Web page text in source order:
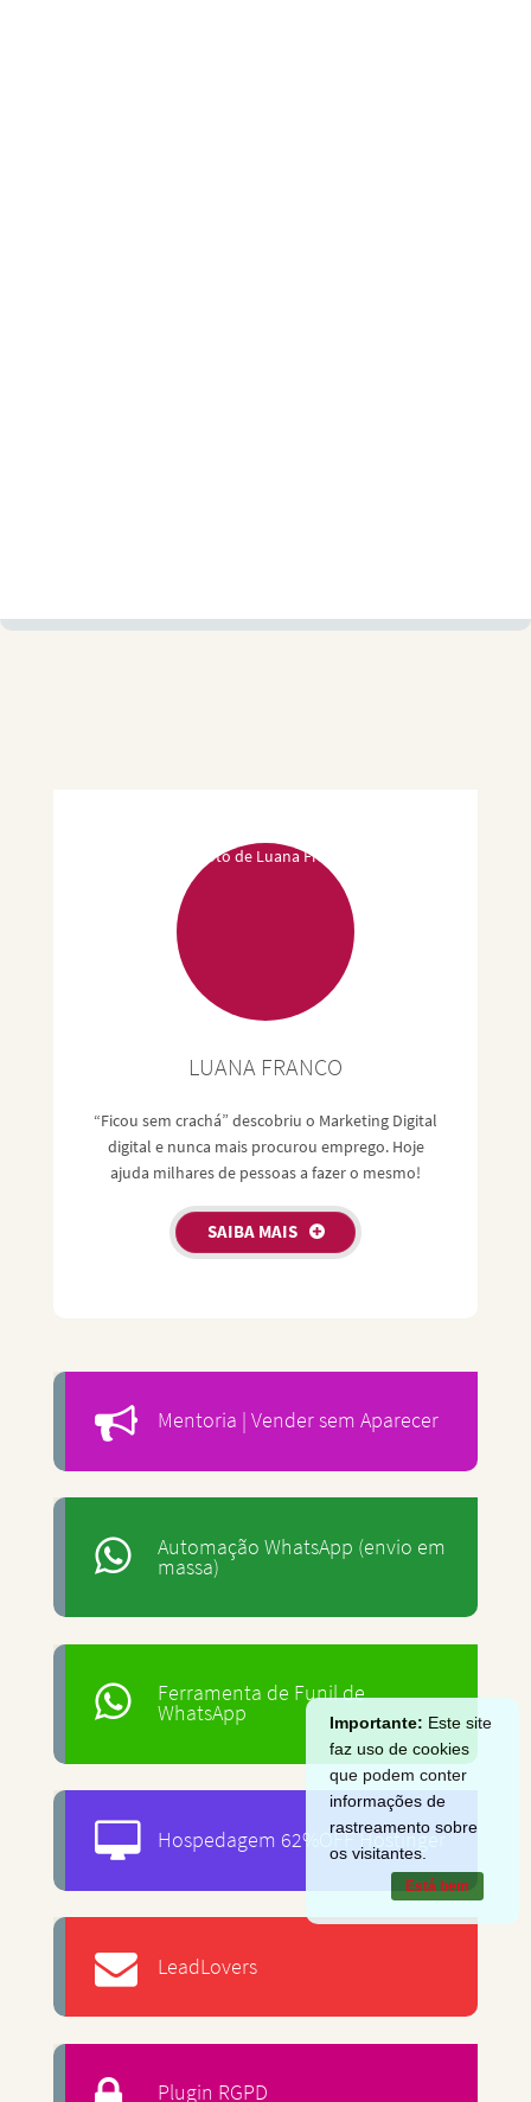
LUANA FRANCO
“Ficou sem crachá” descobriu o Marketing Digital
digital e nunca mais procurou emprego. Hoje
ajuda milhares de pessoas a fazer o mesmo!
SAIBA MAIS
Mentoria | Vender sem Aparecer
Automação WhatsApp (envio em
massa)
Ferramenta de Funil de
WhatsApp
Hospedagem 62%OFF Hostinger
LeadLovers
Plugin RGPD
Importante: Este site
faz uso de cookies
que podem conter
informações de
rastreamento sobre
os visitantes.
Está bem